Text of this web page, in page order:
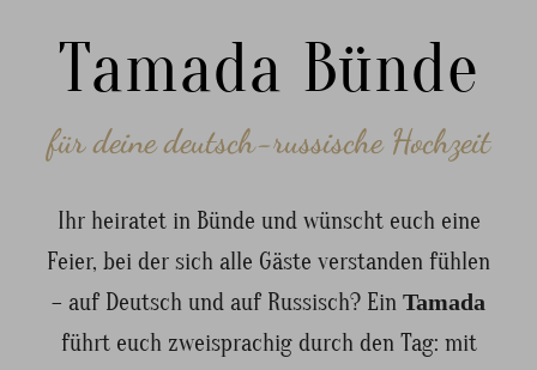
Tamada Bünde
für deine deutsch-russische Hochzeit
Ihr heiratet in Bünde und wünscht euch eine
Feier, bei der sich alle Gäste verstanden fühlen
– auf Deutsch und auf Russisch? Ein Tamada
führt euch zweisprachig durch den Tag: mit